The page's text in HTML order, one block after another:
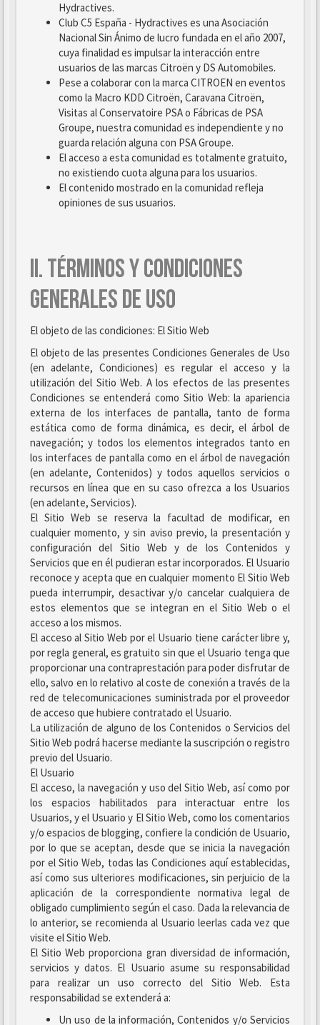
Hydractives.
Club C5 España - Hydractives es una Asociación
Nacional Sin Ánimo de lucro fundada en el año 2007,
cuya finalidad es impulsar la interacción entre
usuarios de las marcas Citroën y DS Automobiles.
Pese a colaborar con la marca CITROEN en eventos
como la Macro KDD Citroën, Caravana Citroën,
Visitas al Conservatoire PSA o Fábricas de PSA
Groupe, nuestra comunidad es independiente y no
guarda relación alguna con PSA Groupe.
El acceso a esta comunidad es totalmente gratuito,
no existiendo cuota alguna para los usuarios.
El contenido mostrado en la comunidad refleja
opiniones de sus usuarios.
II. TÉRMINOS Y CONDICIONES
GENERALES DE USO
El objeto de las condiciones: El Sitio Web
El objeto de las presentes Condiciones Generales de Uso
(en adelante, Condiciones) es regular el acceso y la
utilización del Sitio Web. A los efectos de las presentes
Condiciones se entenderá como Sitio Web: la apariencia
externa de los interfaces de pantalla, tanto de forma
estática como de forma dinámica, es decir, el árbol de
navegación; y todos los elementos integrados tanto en
los interfaces de pantalla como en el árbol de navegación
(en adelante, Contenidos) y todos aquellos servicios o
recursos en línea que en su caso ofrezca a los Usuarios
(en adelante, Servicios).
El Sitio Web se reserva la facultad de modificar, en
cualquier momento, y sin aviso previo, la presentación y
configuración del Sitio Web y de los Contenidos y
Servicios que en él pudieran estar incorporados. El Usuario
reconoce y acepta que en cualquier momento El Sitio Web
pueda interrumpir, desactivar y/o cancelar cualquiera de
estos elementos que se integran en el Sitio Web o el
acceso a los mismos.
El acceso al Sitio Web por el Usuario tiene carácter libre y,
por regla general, es gratuito sin que el Usuario tenga que
proporcionar una contraprestación para poder disfrutar de
ello, salvo en lo relativo al coste de conexión a través de la
red de telecomunicaciones suministrada por el proveedor
de acceso que hubiere contratado el Usuario.
La utilización de alguno de los Contenidos o Servicios del
Sitio Web podrá hacerse mediante la suscripción o registro
previo del Usuario.
El Usuario
El acceso, la navegación y uso del Sitio Web, así como por
los espacios habilitados para interactuar entre los
Usuarios, y el Usuario y El Sitio Web, como los comentarios
y/o espacios de blogging, confiere la condición de Usuario,
por lo que se aceptan, desde que se inicia la navegación
por el Sitio Web, todas las Condiciones aquí establecidas,
así como sus ulteriores modificaciones, sin perjuicio de la
aplicación de la correspondiente normativa legal de
obligado cumplimiento según el caso. Dada la relevancia de
lo anterior, se recomienda al Usuario leerlas cada vez que
visite el Sitio Web.
El Sitio Web proporciona gran diversidad de información,
servicios y datos. El Usuario asume su responsabilidad
para realizar un uso correcto del Sitio Web. Esta
responsabilidad se extenderá a:
Un uso de la información, Contenidos y/o Servicios